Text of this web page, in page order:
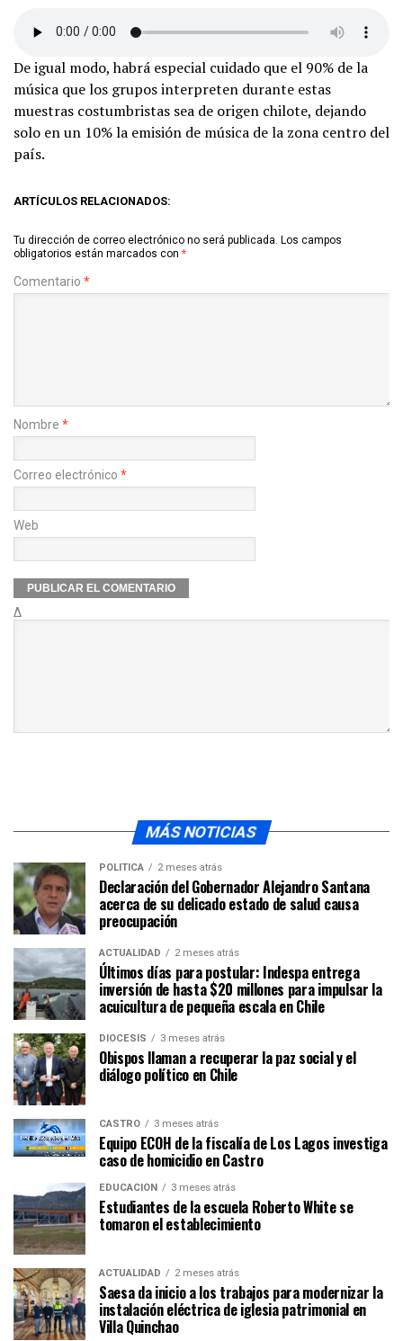
De igual modo, habrá especial cuidado que el 90% de la
música que los grupos interpreten durante estas
muestras costumbristas sea de origen chilote, dejando
solo en un 10% la emisión de música de la zona centro del
país.
ARTÍCULOS RELACIONADOS:
Tu dirección de correo electrónico no será publicada. Los campos
obligatorios están marcados con *
Comentario *
Nombre *
Correo electrónico *
Web
Δ
MÁS NOTICIAS
POLÍTICA 2 meses atrás
Declaración del Gobernador Alejandro Santana
acerca de su delicado estado de salud causa
preocupación
ACTUALIDAD 2 meses atrás
Últimos días para postular: Indespa entrega
inversión de hasta $20 millones para impulsar la
acuicultura de pequeña escala en Chile
DIÓCESIS 3 meses atrás
Obispos llaman a recuperar la paz social y el
diálogo político en Chile
CASTRO 3 meses atrás
Equipo ECOH de la fiscalía de Los Lagos investiga
caso de homicidio en Castro
EDUCACIÓN 3 meses atrás
Estudiantes de la escuela Roberto White se
tomaron el establecimiento
ACTUALIDAD 2 meses atrás
Saesa da inicio a los trabajos para modernizar la
instalación eléctrica de iglesia patrimonial en
Villa Quinchao